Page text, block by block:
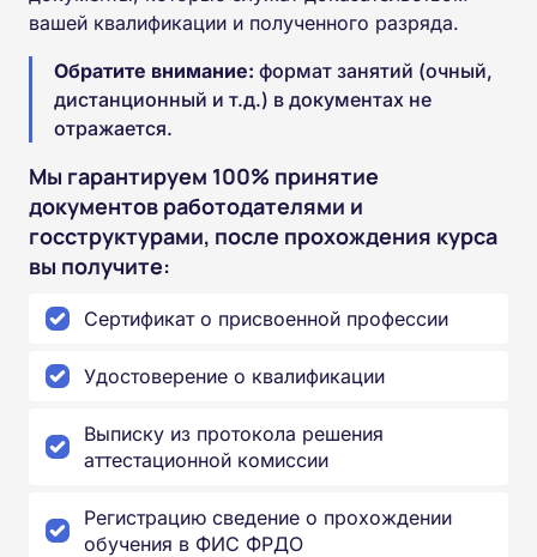
вашей квалификации и полученного разряда.
Обратите внимание: формат занятий (очный,
дистанционный и т.д.) в документах не
отражается.
Мы гарантируем 100% принятие
документов работодателями и
госструктурами, после прохождения курса
вы получите:
Сертификат о присвоенной профессии
Удостоверение о квалификации
Выписку из протокола решения
аттестационной комиссии
Регистрацию сведение о прохождении
обучения в ФИС ФРДО